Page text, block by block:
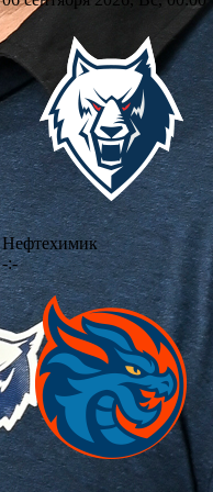
Нефтехимик
-:-